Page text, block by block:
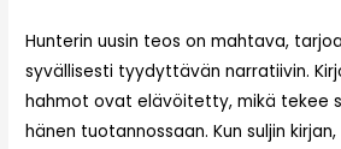
Hunterin uusin teos on mahtava,
syvällisesti tyydyttävän narratiivin.
hahmot ovat elävöitetty, mikä tekee
hänen tuotannossaan. Kun suljin